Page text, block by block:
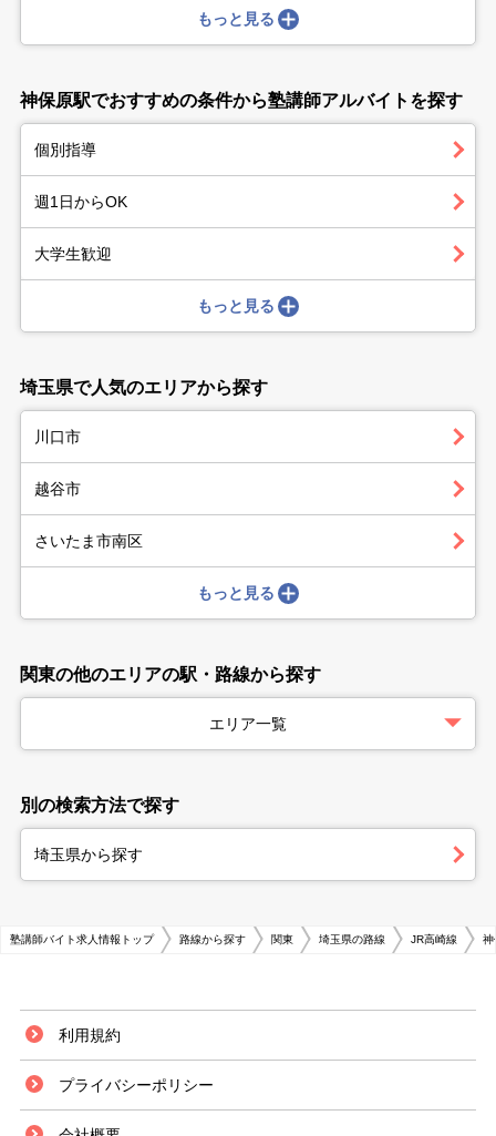
もっと見る
神保原駅でおすすめの条件から塾講師アルバイトを探す
個別指導
週1日からOK
大学生歓迎
もっと見る
埼玉県で人気のエリアから探す
川口市
越谷市
さいたま市南区
もっと見る
関東の他のエリアの駅・路線から探す
エリア一覧
別の検索方法で探す
埼玉県から探す
塾講師バイト求人情報トップ 路線から探す 関東 埼玉県の路線 JR高崎線 神
利用規約
プライバシーポリシー